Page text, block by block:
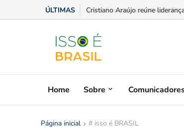
ÚLTIMAS Aline Sleutjes leva Moro a
Home Sobre
Página inicial # isso é BRASIL